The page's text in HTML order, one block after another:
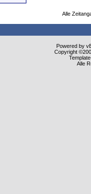
Alle
Powered by
Copyright
Alle